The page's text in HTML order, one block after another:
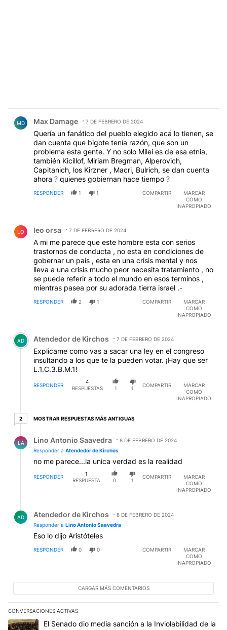
MD Max Damage 7 DE FEBRERO DE 2024
Quería un fanático del pueblo elegido acá lo tienen, se
dan cuenta que bigote tenía razón, que son un
problema esta gente. Y no solo Milei es de esa etnia,
también Kicillof, Miriam Bregman, Alperovich,
Capitanich, los Kirzner , Macri, Bulrich, se dan cuenta
ahora ? quienes gobiernan hace tiempo ?
RESPONDER 1 1 COMPARTIR
MARCAR
COMO
INAPROPIADO
LO leo orsa 7 DE FEBRERO DE 2024
A mi me parece que este hombre esta con serios
trastornos de conducta , no esta en condiciones de
gobernar un pais , esta en una crisis mental y nos
lleva a una crisis mucho peor necesita tratamiento , no
se puede referir a todo el mundo en esos terminos ,
mientras pasea por su adorada tierra israel .-
RESPONDER 2 1 COMPARTIR
MARCAR
COMO
INAPROPIADO
Comentario de Atendedor de Kirchos.
AD Atendedor de Kirchos 7 DE FEBRERO DE 2024
Explicame como vas a sacar una ley en el congreso
insultando a los que te la pueden votar. ¡Hay que ser
L.1.C.3.B.M.1!
RESPONDER
4
RESPUESTAS
1 1
COMPARTIR
MARCAR
COMO
INAPROPIADO
22 respuestas más antiguas
MOSTRAR RESPUESTAS MÁS ANTIGUAS
LA Lino Antonio Saavedra
8 DE FEBRERO DE 2024
Responder a Atendedor de Kirchos
no me parece...la unica verdad es la realidad
RESPONDER
1
RESPUESTA
0 1
COMPARTIR
MARCAR
COMO
INAPROPIADO
AD Atendedor de Kirchos
8 DE FEBRERO DE 2024
Responder a Lino Antonio Saavedra
Eso lo dijo Aristóteles
RESPONDER 0 0 COMPARTIR
MARCAR
COMO
INAPROPIADO
CARGAR MÁS COMENTARIOS
CONVERSACIONES ACTIVAS
Este listado muestra los artículos con más comentarios en los
Un artículo de tendencia con el título "El Senado dio media
El Senado dio media sanción a la Inviolabilidad de la